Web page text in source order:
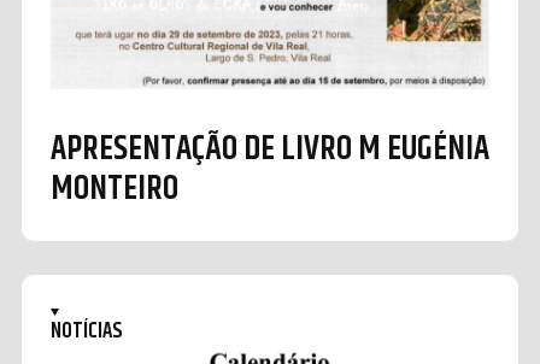
APRESENTAÇÃO DE LIVRO M EUGÉNIA
MONTEIRO
NOTÍCIAS